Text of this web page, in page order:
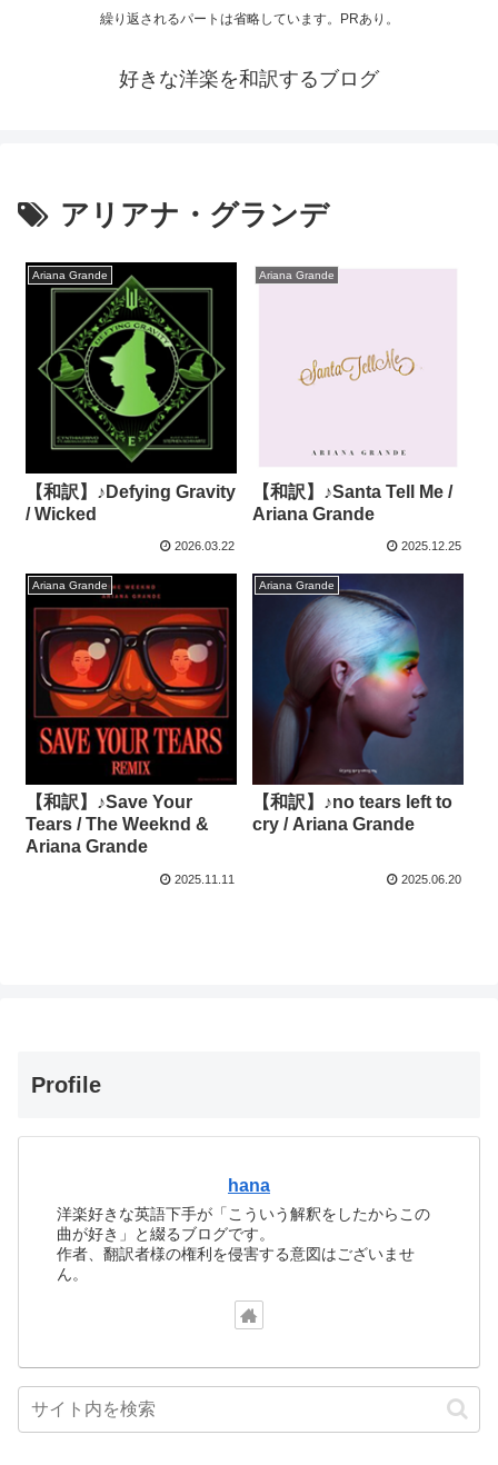
繰り返されるパートは省略しています。PRあり。
好きな洋楽を和訳するブログ
アリアナ・グランデ
Ariana Grande
【和訳】♪Defying Gravity
/ Wicked
2026.03.22
Ariana Grande
【和訳】♪Santa Tell Me /
Ariana Grande
2025.12.25
Ariana Grande
【和訳】♪Save Your
Tears / The Weeknd &
Ariana Grande
2025.11.11
Ariana Grande
【和訳】♪no tears left to
cry / Ariana Grande
2025.06.20
Profile
hana
洋楽好きな英語下手が「こういう解釈をしたからこの
曲が好き」と綴るブログです。
作者、翻訳者様の権利を侵害する意図はございませ
ん。